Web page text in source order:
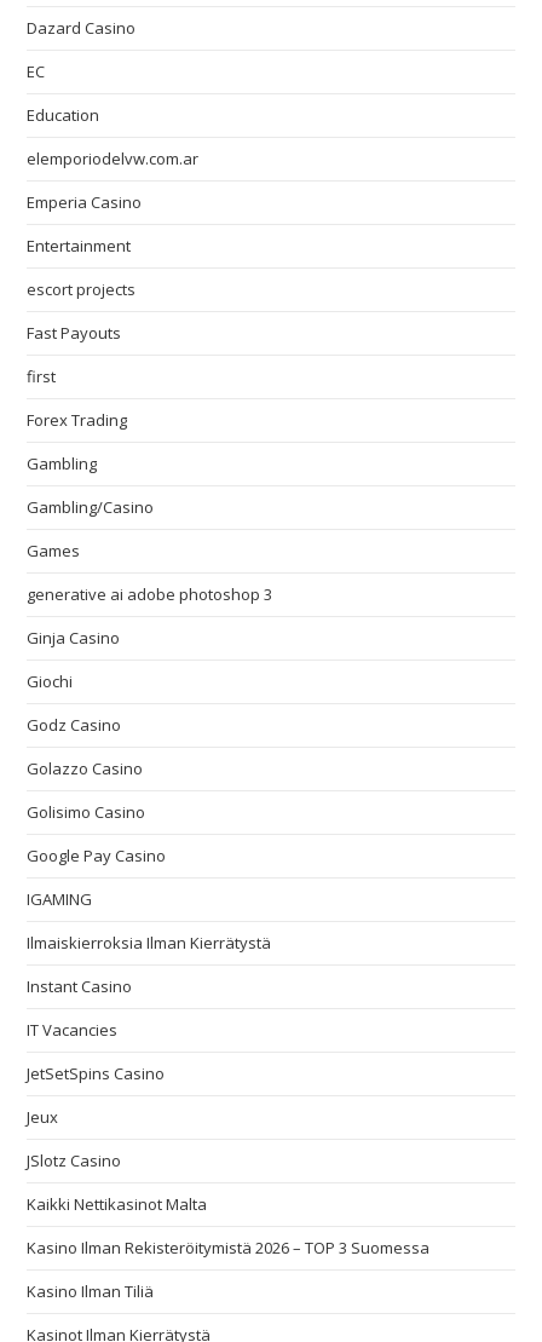
Dazard Casino
EC
Education
elemporiodelvw.com.ar
Emperia Casino
Entertainment
escort projects
Fast Payouts
first
Forex Trading
Gambling
Gambling/Casino
Games
generative ai adobe photoshop 3
Ginja Casino
Giochi
Godz Casino
Golazzo Casino
Golisimo Casino
Google Pay Casino
IGAMING
Ilmaiskierroksia Ilman Kierrätystä
Instant Casino
IT Vacancies
JetSetSpins Casino
Jeux
JSlotz Casino
Kaikki Nettikasinot Malta
Kasino Ilman Rekisteröitymistä 2026 – TOP 3 Suomessa
Kasino Ilman Tiliä
Kasinot Ilman Kierrätystä